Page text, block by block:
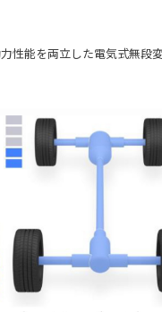
性能を両立した電気式無段変